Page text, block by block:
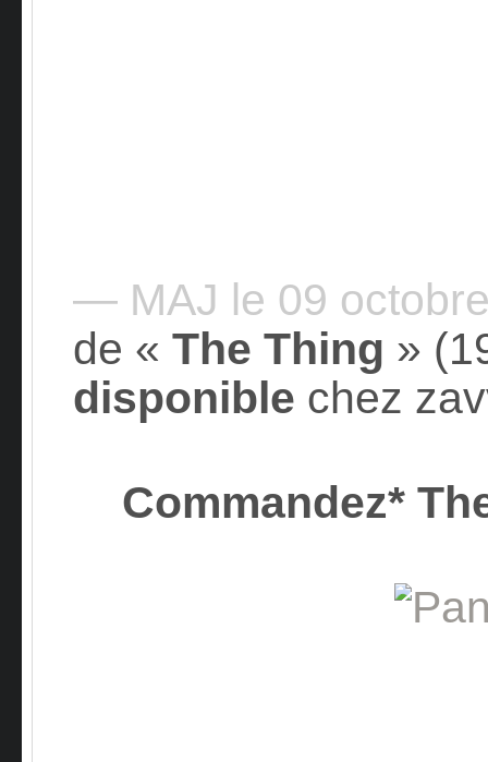
— MAJ le 09
de «The Thing »
disponible chez
Commandez*